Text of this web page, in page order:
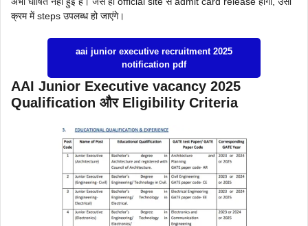
क्रम में steps उपलब्ध हो जाएंगे।
aai junior executive recruitment 2025
notification pdf
AAI Junior Executive vacancy 2025
Qualification और Eligibility Criteria